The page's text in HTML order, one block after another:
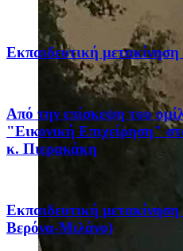
Eκπαιδευτική μετακίνηση
Από την επίσκεψη του
"Εικονική Επιχείρηση"
κ. Πιερακάκη
Eκπαιδευτική μετακίνηση
Βερόνα-Μιλάνο)